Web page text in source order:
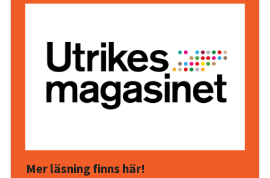
Mer läsning finns här!